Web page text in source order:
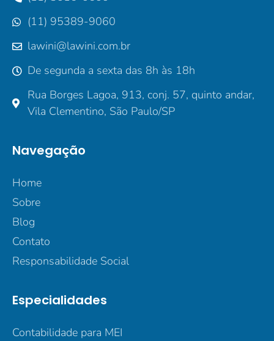
(11) 95389-9060
lawini@lawini.com.br
De segunda a sexta das 8h às 18h
Rua Borges Lagoa, 913, conj. 57, quinto andar,
Vila Clementino, São Paulo/SP
Navegação
Home
Sobre
Blog
Contato
Responsabilidade Social
Especialidades
Contabilidade para MEI